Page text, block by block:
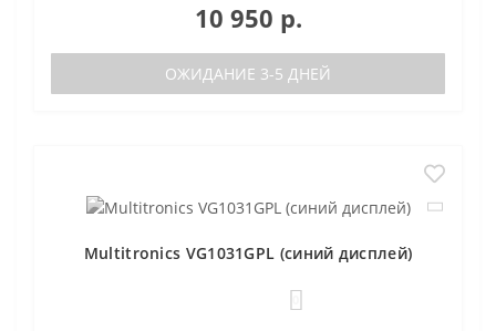
10 950 р.
ОЖИДАНИЕ 3-5 ДНЕЙ
Multitronics VG1031GPL (синий дисплей)